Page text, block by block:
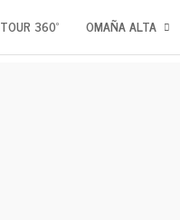
TOUR 360º OMAÑA ALTA